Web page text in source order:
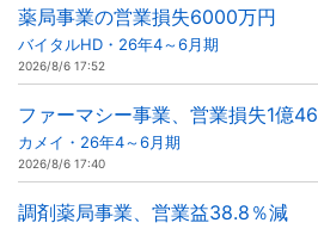
薬局事業の営業損失6000万円
バイタルHD・26年4～6月期
2026/8/6 17:52
ファーマシー事業、営業損失1億
カメイ・26年4～6月期
2026/8/6 17:40
調剤薬局事業、営業益38.8％減